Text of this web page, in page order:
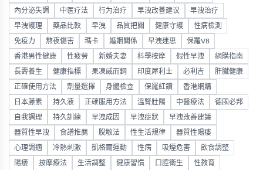
內分泌失調 中医疗法 行为治疗 早洩改善建议 早洩治疗
早洩護理 藥品比較 早洩 品質把關 健康守護 性病檢測
免疫力 熬夜傷害 瑪卡 婚姻關係 早洩迷思 保羅V8
香港男性健康 性疲勞 新婚夫妻 科學按摩 假性早洩 網購指南
長壽養生 健康指標 果凍威而鋼 印度犀利士 必利吉 肝臟健康
正確使用方法 劑量選擇 身體檢查 保羅紅鑽 香港網購
日本藤素 持久液 正確服用方法 溫腎壯陽 中醫療法 德國必邦
自我調理 持久訓練 早洩成因 早洩症狀 早洩改善建議
器質性早洩 食譜推薦 脫敏法 性生活規律 器質性陽痿
心理調適 冷熱刺激 凱格爾運動 性病 吸煙危害 飲食調整
陽痿 按摩療法 生活調整 健康習慣 口腔衛生 性教育